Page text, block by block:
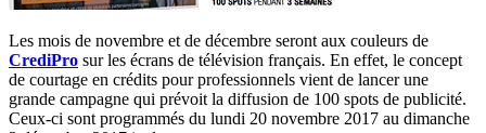
Les mois de novembre et de décembre seront aux couleurs de
CrediPro sur les écrans de télévision français. En effet, le concept
de courtage en crédits pour professionnels vient de lancer une
grande campagne qui prévoit la diffusion de 100 spots de publicité.
Ceux-ci sont programmés du lundi 20 novembre 2017 au dimanche